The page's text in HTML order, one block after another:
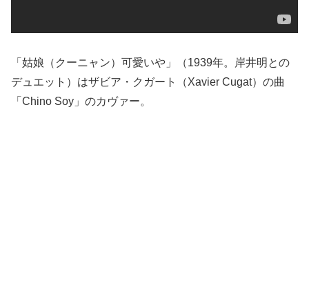
「姑娘（クーニャン）可愛いや」（1939年。岸井明との
デュエット）はザビア・クガート（Xavier Cugat）の曲
「Chino Soy」のカヴァー。